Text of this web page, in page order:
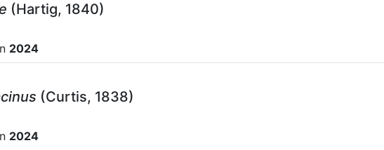
(Hartig, 1840)
2024
(Curtis, 1838)
2024